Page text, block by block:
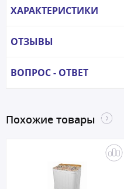
ХАРАКТЕРИСТИКИ
ОТЗЫВЫ
ВОПРОС - ОТВЕТ
Похожие товары